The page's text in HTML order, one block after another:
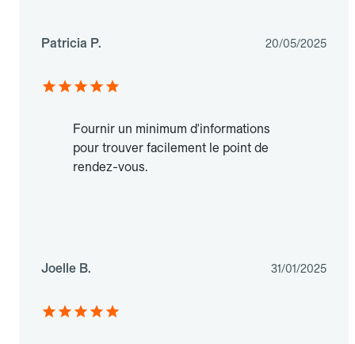
Patricia P. 20/05/2025
Fournir un minimum d'informations
pour trouver facilement le point de
rendez-vous.
Joelle B. 31/01/2025